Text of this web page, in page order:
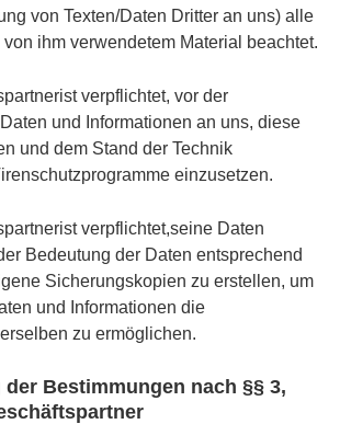
von Texten/Daten Dritter an uns) alle
ihm verwendetem Material beachtet.
verpflichtet, vor der
und Informationen an uns, diese
und dem Stand der Technik
einzusetzen.
verpflichtet,seine Daten
Bedeutung der Daten entsprechend
Sicherungskopien zu erstellen, um
und Informationen die
zu ermöglichen.
der Bestimmungen nach §§ 3,